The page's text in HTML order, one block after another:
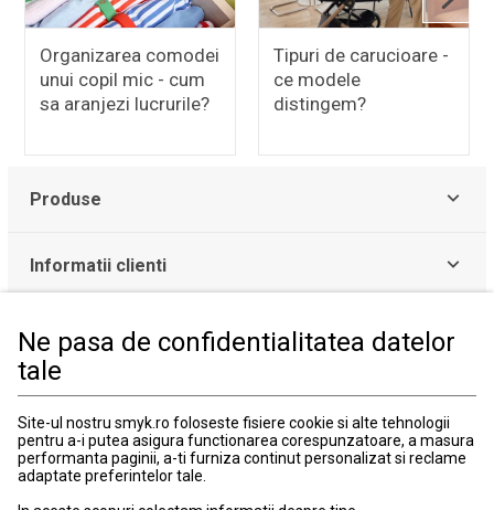
Ne pasa de confidentialitatea datelor
tale
Site-ul nostru smyk.ro foloseste fisiere cookie si alte tehnologii
pentru a-i putea asigura functionarea corespunzatoare, a masura
performanta paginii, a-ti furniza continut personalizat si reclame
adaptate preferintelor tale.
Organizarea comodei
unui copil mic - cum
sa aranjezi lucrurile?
Tipuri de carucioare -
ce modele
distingem?
Produse
Informatii clienti
Informatii legale
Serviciul Relatii Clienti
Formular de contact
031 40 50 900
Program:
Luni-vineri: 10:00-18:00